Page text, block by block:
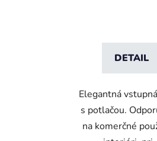
DETAIL
Elegantná
s potlačou.
na komerčné